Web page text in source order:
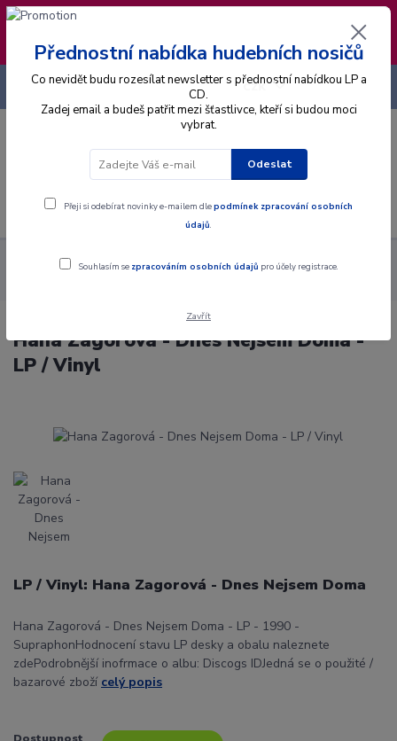
❣️ Od 4.8. do 13.8. čerpám dovolenou. Datum
expedice objednávek se posouvá na pátek
14.8.2026 🐋
Menu
CZK
+420 725 736 293
Alba Gramodesky
Hana Zagorová - Dnes Nejsem Doma - LP
Hana Zagorová - Dnes Nejsem Doma -
LP / Vinyl
LP / Vinyl: Hana Zagorová - Dnes Nejsem Doma
Hana Zagorová - Dnes Nejsem Doma - LP - 1990 -
SupraphonHodnocení stavu LP desky a obalu naleznete
zdePodrobnější inofrmace o albu: Discogs IDJedná se o použité /
bazarové zboží celý popis
Přednostní nabídka hudebních nosičů
Co nevidět budu rozesílat newsletter s přednostní nabídkou LP a
CD.
Zadej email a budeš patřit mezi šťastlivce, kteří si budou moci
vybrat.
Odeslat
Přeji si odebírat novinky e-mailem dlepodmínek zpracování osobních
údajů.
Souhlasím se zpracováním osobních údajů pro účely registrace.
Zavřít